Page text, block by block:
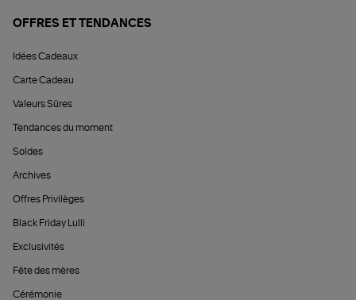
OFFRES ET TENDANCES
Idées Cadeaux
Carte Cadeau
Valeurs Sûres
Tendances du moment
Soldes
Archives
Offres Privilèges
Black Friday Lulli
Exclusivités
Fête des mères
Cérémonie